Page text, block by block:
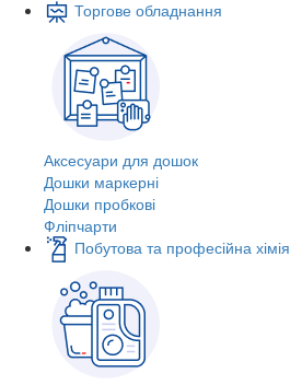
Торгове обладнання
Аксесуари для дошок
Дошки маркерні
Дошки пробкові
Фліпчарти
Побутова та професійна хімія